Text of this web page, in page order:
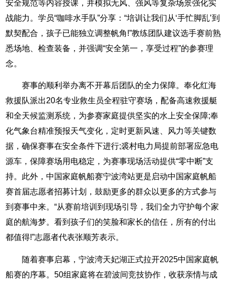
安全规范等内容授课，并模拟无风、强风等复杂场景强化实
战能力。学员“咖啡水手队”分享：“培训让我们从‘手忙脚乱’到
默契配合，孩子已能独立调整帆角!”教练团队建议选手赛前熟
悉场地、检查装备，并强调“安全第一，享受过程”的参赛理
念。
赛事的顺利举办离不开幕后团队的全力保障。奉化红海
救援队派出20名专业救生员全程驻守赛场，配备高速救援艇
和全天候监测系统，为参赛家庭提供坚实的水上安全保障;奉
化气象台精准预报天气变化，定时更新风速、风力等关键数
据，确保赛事在安全条件下进行;裘村电力局提前部署应急电
源车，保障赛场用电稳定，为赛事现场活动提供“零中断”支
持。此外，中国家庭帆船赛宁波湾站更是启动中国家庭帆船
赛首届志愿者招募计划，鼓励更多的群众以更多的方式参与
到赛事中来。“从赛前培训到现场引导，我们全力守护每个家
庭的航海梦。看到孩子们的笑脸和家长的信任，所有的付出
都值得!”志愿者代表张顺芳表示。
随着赛事启幕，宁波湾天妃湖正式拉开2025中国家庭帆
船赛的序幕。50组家庭将在碧波间竞技协作，收获亲情与成